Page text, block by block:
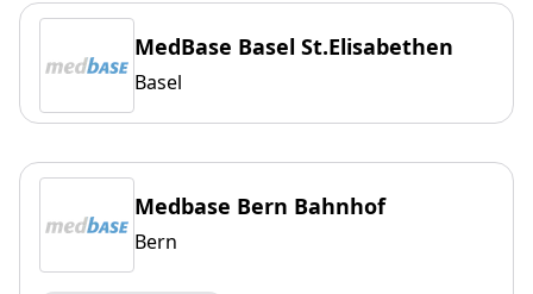
MedBase Basel St.Elisabethen
Basel
Medbase Bern Bahnhof
Bern